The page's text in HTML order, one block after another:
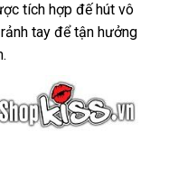
tích hợp đế hút vô
tay mới
để tận hưởng